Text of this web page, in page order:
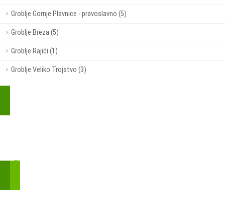
Groblje Gornje Plavnice - pravoslavno (5)
Groblje Breza (5)
Groblje Rajići (1)
Groblje Veliko Trojstvo (3)